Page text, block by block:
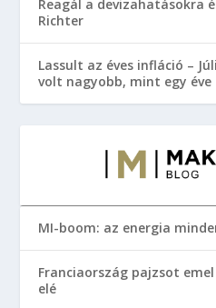
Reagál a devizahatásokra
Richter
Lassult az éves infláció –
volt nagyobb, mint egy éve
MI-boom: az energia
Franciaország pajzsot
elé